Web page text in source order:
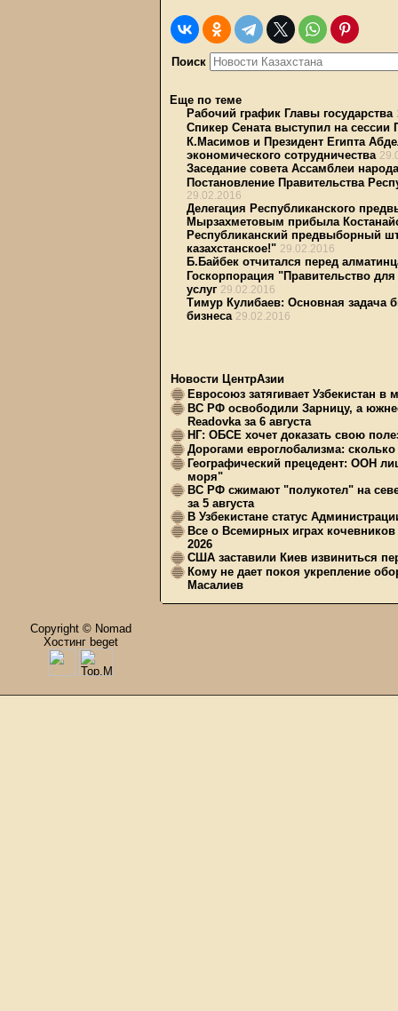
Поиск
Еще по теме
Рабочий график Главы государства
Спикер Сената выступил на
К.Масимов и Президент Египта
экономического сотрудничества
Заседание совета Ассамблеи
Постановление Правительства
29.02.2016
Делегация Республиканского
Мырзахметовым прибыла
Республиканский предвыборный
казахстанское!" 29.02.2016
Б.Байбек отчитался перед
Госкорпорация "Правительство
услуг 29.02.2016
Тимур Кулибаев: Основная задача
бизнеса 29.02.2016
Новости ЦентрАзии
Евросоюз затягивает Узбекистан
ВС РФ освободили Зарницу, а
Readovka за 6 августа
НГ: ОБСЕ хочет доказать свою
Дорогами евроглобализма:
Географический прецедент: ООН
моря"
ВС РФ сжимают "полукотел" на
за 5 августа
В Узбекистане статус
Все о Всемирных играх
2026
США заставили Киев извиниться
Кому не дает покоя укрепление
Масалиев
Copyright © Nomad
Хостинг beget